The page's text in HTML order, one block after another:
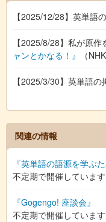
【2025/12/28】英単語
【2025/8/28】私が原作
ャンとかなる！』
（
【2025/3/30】英単語の
関連の情報
『英単語の語源を学ぶ
不定期で開催しています
『Gogengo! 座談会』
不定期で開催しています